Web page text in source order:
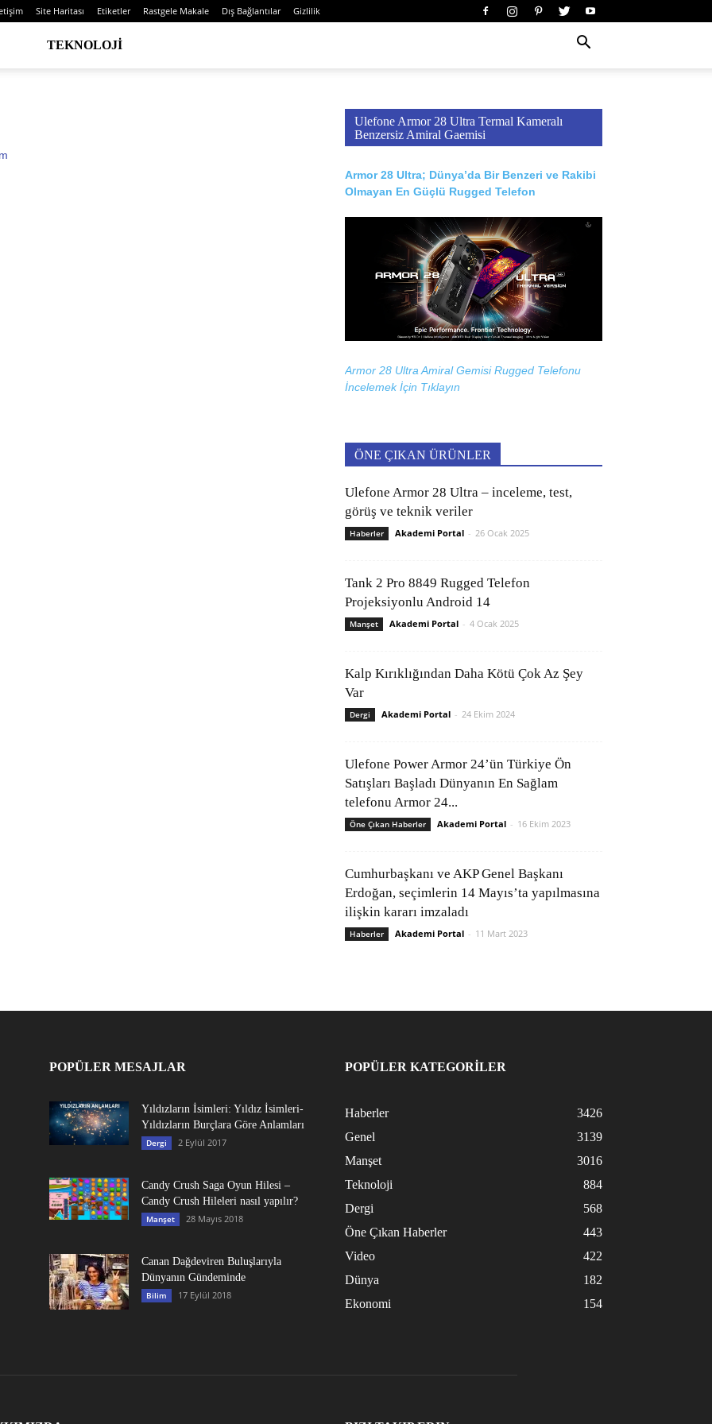
Site Haritası Etiketler Rastgele Makale Dış Bağlantılar Gizlilik
TEKNOLOJI
Ulefone Armor 28 Ultra Termal Kameralı
Benzersiz Amiral Gaemisi
Armor 28 Ultra; Dünya’da Bir Benzeri ve Rakibi
Olmayan En Güçlü Rugged Telefon
Armor 28 Ultra Amiral Gemisi Rugged Telefonu
İncelemek İçin Tıklayın
ÖNE ÇIKAN ÜRÜNLER
Ulefone Armor 28 Ultra – inceleme, test,
görüş ve teknik veriler
Haberler Akademi Portal - 26 Ocak 2025
Tank 2 Pro 8849 Rugged Telefon
Projeksiyonlu Android 14
Manşet Akademi Portal - 4 Ocak 2025
Kalp Kırıklığından Daha Kötü Çok Az Şey
Var
Dergi Akademi Portal - 24 Ekim 2024
Ulefone Power Armor 24’ün Türkiye Ön
Satışları Başladı Dünyanın En Sağlam
telefonu Armor 24...
Öne Çıkan Haberler Akademi Portal - 16 Ekim 2023
Cumhurbaşkanı ve AKP Genel Başkanı
Erdoğan, seçimlerin 14 Mayıs’ta yapılmasına
ilişkin kararı imzaladı
Haberler Akademi Portal - 11 Mart 2023
POPÜLER MESAJLAR
Yıldızların İsimleri: Yıldız İsimleri-
Yıldızların Burçlara Göre Anlamları
Dergi 2 Eylül 2017
Candy Crush Saga Oyun Hilesi –
Candy Crush Hileleri nasıl yapılır?
Manşet 28 Mayıs 2018
Canan Dağdeviren Buluşlarıyla
Dünyanın Gündeminde
Bilim 17 Eylül 2018
POPÜLER KATEGORİLER
Haberler
3426
Genel
3139
Manşet
3016
Teknoloji
884
Dergi
568
Öne Çıkan Haberler
443
Video
422
Dünya
182
Ekonomi
154